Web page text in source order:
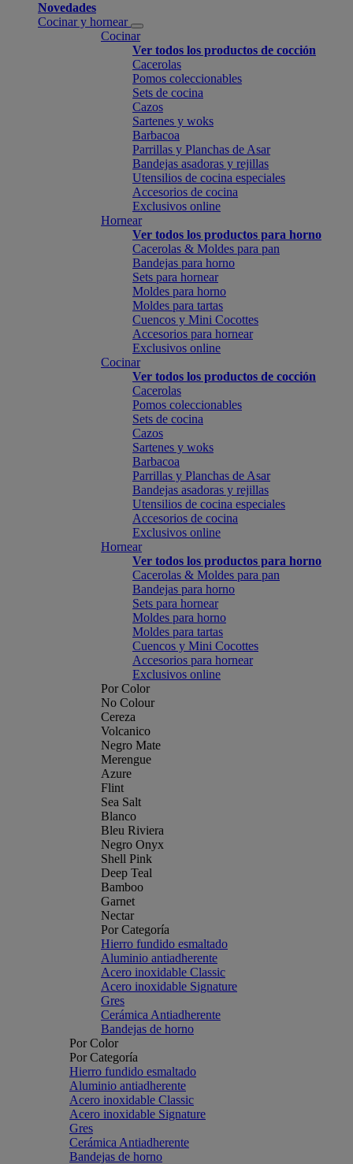
Novedades
Cocinar y hornear
Cocinar
Ver todos los productos de cocción
Cacerolas
Pomos coleccionables
Sets de cocina
Cazos
Sartenes y woks
Barbacoa
Parrillas y Planchas de Asar
Bandejas asadoras y rejillas
Utensilios de cocina especiales
Accesorios de cocina
Exclusivos online
Hornear
Ver todos los productos para horno
Cacerolas & Moldes para pan
Bandejas para horno
Sets para hornear
Moldes para horno
Moldes para tartas
Cuencos y Mini Cocottes
Accesorios para hornear
Exclusivos online
Cocinar
Ver todos los productos de cocción
Cacerolas
Pomos coleccionables
Sets de cocina
Cazos
Sartenes y woks
Barbacoa
Parrillas y Planchas de Asar
Bandejas asadoras y rejillas
Utensilios de cocina especiales
Accesorios de cocina
Exclusivos online
Hornear
Ver todos los productos para horno
Cacerolas & Moldes para pan
Bandejas para horno
Sets para hornear
Moldes para horno
Moldes para tartas
Cuencos y Mini Cocottes
Accesorios para hornear
Exclusivos online
Por Color
No Colour
Cereza
Volcanico
Negro Mate
Merengue
Azure
Flint
Sea Salt
Blanco
Bleu Riviera
Negro Onyx
Shell Pink
Deep Teal
Bamboo
Garnet
Nectar
Por Categoría
Hierro fundido esmaltado
Aluminio antiadherente
Acero inoxidable Classic
Acero inoxidable Signature
Gres
Cerámica Antiadherente
Bandejas de horno
Por Color
Por Categoría
Hierro fundido esmaltado
Aluminio antiadherente
Acero inoxidable Classic
Acero inoxidable Signature
Gres
Cerámica Antiadherente
Bandejas de horno